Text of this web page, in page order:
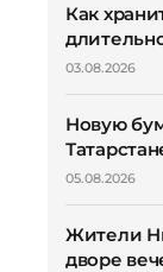
Как
03.08.2026
Новую
05.08.2026
Жители
дворе